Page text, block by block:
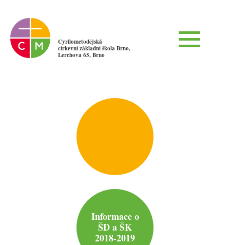
Cyrilometodějská
církevní základní škola Brno,
Lerchova 65, Brno
Informace o
ŠD a ŠK
2018-2019